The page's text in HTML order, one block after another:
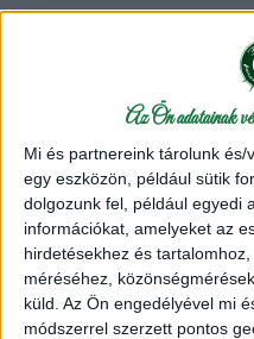
Az Ön adatainak
Mi és partnereink tárolunk
egy eszközön, például sütik
dolgozunk fel, például egyedi
információkat, amelyeket az
hirdetésekhez és
méréséhez,
küld. Az Ön engedélyével mi
módszerrel szerzett pontos
Horgolt
Tegyük konyhánkat
konyharuháinkat,